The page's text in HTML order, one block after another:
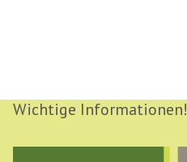
Wichtige Informationen!